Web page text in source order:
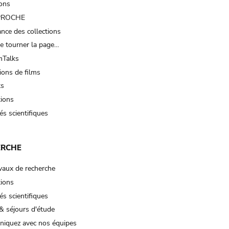
des collections
tourner la page…
de films
scientifiques
de recherche
scientifiques
séjours d'étude
avec nos équipes